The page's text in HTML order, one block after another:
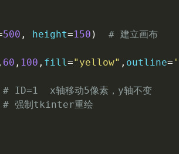
500 , height=150 )
# 建立画布
, 60 , 100 , fill="yellow" , outline=
# ID=1  x轴移动5像素，y轴不变
# 强制tkinter重绘